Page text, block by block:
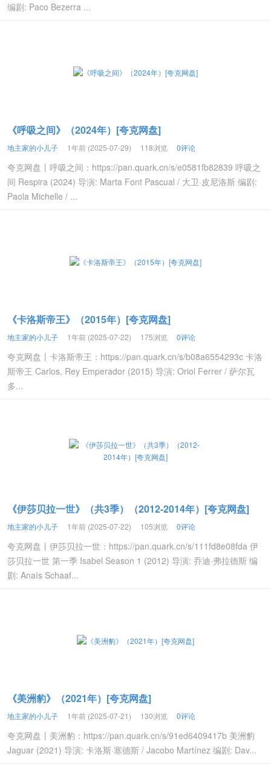
编剧: Paco Bezerra ...
《呼吸之间》（2024年）[夸克网盘]
地主家的小儿子 1年前 (2025-07-29) 118浏览 0评论
夸克网盘丨呼吸之间：https://pan.quark.cn/s/e0581fb82839 呼吸之
间 Respira (2024) 导演: Marta Font Pascual / 大卫·皮尼洛斯 编剧:
Paola Michelle / ...
《卡洛斯帝王》（2015年）[夸克网盘]
地主家的小儿子 1年前 (2025-07-22) 175浏览 0评论
夸克网盘丨卡洛斯帝王：https://pan.quark.cn/s/b08a6554293c 卡洛
斯帝王 Carlos, Rey Emperador (2015) 导演: Oriol Ferrer / 萨尔瓦
多...
《伊莎贝拉一世》（共3季）（2012-2014年）[夸克网盘]
地主家的小儿子 1年前 (2025-07-22) 105浏览 0评论
夸克网盘丨伊莎贝拉一世：https://pan.quark.cn/s/111fd8e08fda 伊
莎贝拉一世 第一季 Isabel Season 1 (2012) 导演: 乔迪·弗拉德斯 编
剧: Anaïs Schaaf...
《美洲豹》（2021年）[夸克网盘]
地主家的小儿子 1年前 (2025-07-21) 130浏览 0评论
夸克网盘丨美洲豹：https://pan.quark.cn/s/91ed6409417b 美洲豹
Jaguar (2021) 导演: 卡洛斯·塞德斯 / Jacobo Martínez 编剧: Dav...